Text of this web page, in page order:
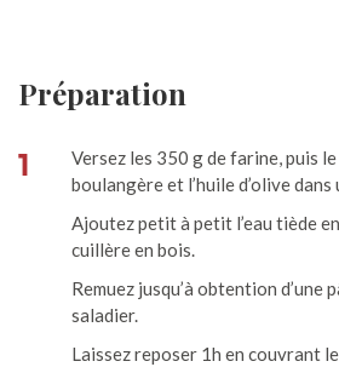
Préparation
1
Versez les 350 g de farine, puis
boulangère et l’huile d’olive
Ajoutez petit à petit l’eau tiède
cuillère en bois.
Remuez jusqu’à obtention d’une
saladier.
Laissez reposer 1h en couvrant